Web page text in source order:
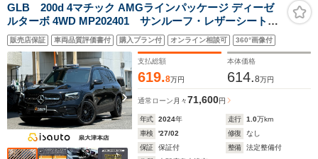
GLB 200d 4マチック AMGラインパッケージ ディーゼ
ルターボ 4WD MP202401 サンルーフ・レザーシート・
前席シートヒーター・前席パワーシート・シートメモリ
ー・全周囲カメラ・ETC・前後ドラレコ・純正AW・純正
ナビ/TV・電動リアゲート・ルーフレール・ディスプレイ
オーディオ・スマートキー
販売店保証 車両品質評価書付 購入プラン付 オンライン相談可 360°画像付
支払総額
619.8万円
本体価格
614.8万円
通常ローン 月々71,600円
年式 2024年 走行 1.0万km
車検
'27/02 修復
なし
保証
保証付 整備
法定整備付